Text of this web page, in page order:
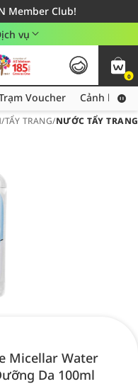
Member Club!
hàng từ 249,000Đ
khu vực TP. Hồ Chí Minh
vụ
0
Thu thập thêm voucher hot tại Trạm Voucher Voucher Cảnh báo
/TẨY TRANG/NƯỚC TẨY
Micellar Water
Da 100ml